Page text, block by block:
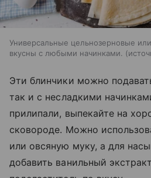
Универсальные цельнозерновые
вкусны с любыми начинками.
Эти блинчики можно
так и с несладкими
прилипали, выпекайте на
сковороде. Можно
или овсяную муку, а для
добавить ванильный